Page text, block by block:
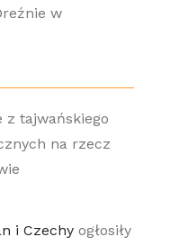
w
tajwańskiego
na rzecz
i Czechyogłosiły